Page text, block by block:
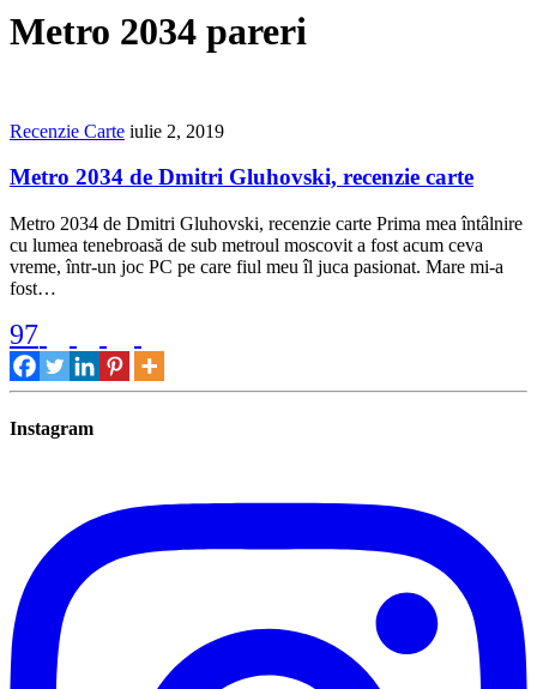
Metro 2034 pareri
Recenzie Carte iulie 2, 2019
Metro 2034 de Dmitri Gluhovski, recenzie carte
Metro 2034 de Dmitri Gluhovski, recenzie carte Prima mea întâlnire
cu lumea tenebroasă de sub metroul moscovit a fost acum ceva
vreme, într-un joc PC pe care fiul meu îl juca pasionat. Mare mi-a
fost…
97
Instagram